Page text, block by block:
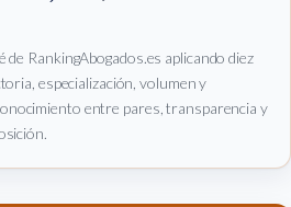
de RankingAbogados.es aplicando diez
especialización, volumen y
entre pares, transparencia y